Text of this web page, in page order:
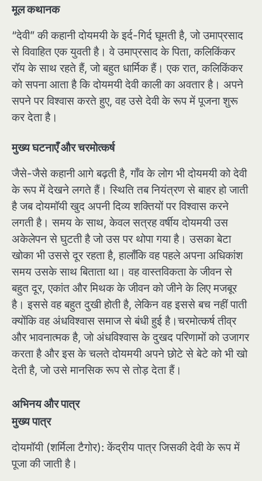
मूल कथानक
“देवी” की कहानी दोयमयी के इर्द-गिर्द घूमती है, जो उमाप्रसाद
से विवाहित एक युवती है। वे उमाप्रसाद के पिता, कलिकिंकर
रॉय के साथ रहते हैं, जो बहुत धार्मिक हैं। एक रात, कलिकिंकर
को सपना आता है कि दोयमयी देवी काली का अवतार है। अपने
सपने पर विश्वास करते हुए, वह उसे देवी के रूप में पूजना शुरू
कर देता है।
मुख्य घटनाएँ और चरमोत्कर्ष
जैसे-जैसे कहानी आगे बढ़ती है, गाँव के लोग भी दोयमयी को देवी
के रूप में देखने लगते हैं। स्थिति तब नियंत्रण से बाहर हो जाती
है जब दोयमॉयी खुद अपनी दिव्य शक्तियों पर विश्वास करने
लगती है। समय के साथ, केवल सत्रह वर्षीय दोयमयी उस
अकेलेपन से घुटती है जो उस पर थोपा गया है। उसका बेटा
खोका भी उससे दूर रहता है, हालाँकि वह पहले अपना अधिकांश
समय उसके साथ बिताता था। वह वास्तविकता के जीवन से
बहुत दूर, एकांत और मिथक के जीवन को जीने के लिए मजबूर
है। इससे वह बहुत दुखी होती है, लेकिन वह इससे बच नहीं पाती
क्योंकि वह अंधविश्वास समाज से बंधी हुई है।चरमोत्कर्ष तीव्र
और भावनात्मक है, जो अंधविश्वास के दुखद परिणामों को उजागर
करता है और इस के चलते दोयमयी अपने छोटे से बेटे को भी खो
देती है, जो उसे मानसिक रूप से तोड़ देता हैं।
अभिनय और पात्र
मुख्य पात्र
दोयमॉयी (शर्मिला टैगोर): केंद्रीय पात्र जिसकी देवी के रूप में
पूजा की जाती है।